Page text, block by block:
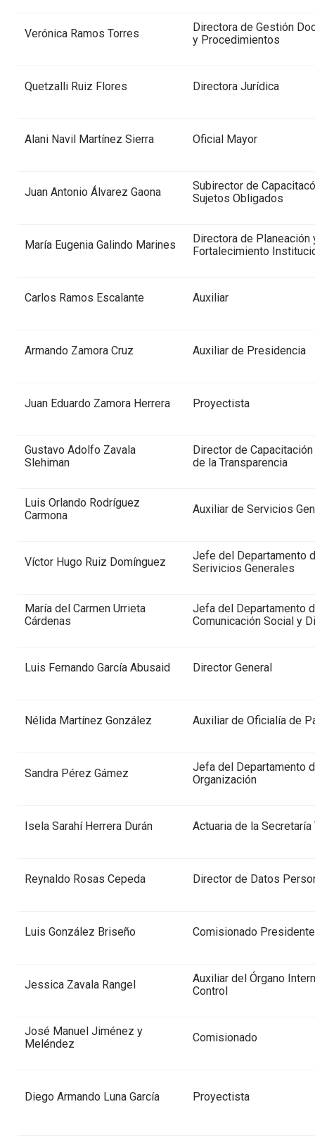
Verónica Ramos Torres
Directora de Gestión
y Procedimientos
Quetzalli Ruiz Flores Directora Jurídica
Alani Navil Martínez Sierra Oficial Mayor
Juan Antonio Álvarez Gaona
Subirector de
Sujetos Obligados
María Eugenia Galindo Marines
Directora de Planeación
Fortalecimiento
Carlos Ramos Escalante Auxiliar
Armando Zamora Cruz Auxiliar de Presidencia
Juan Eduardo Zamora Herrera Proyectista
Gustavo Adolfo Zavala
Slehiman
Director de Capacitación
de la Transparencia
Luis Orlando Rodríguez
Carmona
Auxiliar de Servicios
Víctor Hugo Ruiz Domínguez
Jefe del Departamento
Serivicios Generales
María del Carmen Urrieta
Cárdenas
Jefa del Departamento
Comunicación Social y
Luis Fernando García Abusaid Director General
Nélida Martínez González Auxiliar de Oficialía de
Sandra Pérez Gámez
Jefa del Departamento
Organización
Isela Sarahí Herrera Durán Actuaria de la Secretaría
Reynaldo Rosas Cepeda Director de Datos
Luis González Briseño Comisionado Presidente
Jessica Zavala Rangel
Auxiliar del Órgano
Control
José Manuel Jiménez y
Meléndez
Comisionado
Diego Armando Luna García Proyectista